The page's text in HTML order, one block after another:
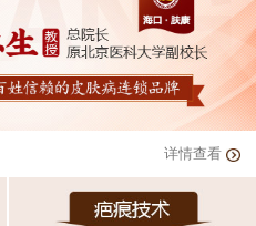
详情查看